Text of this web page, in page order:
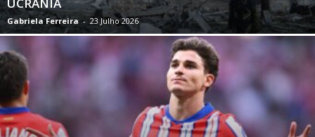
UCRÂNIA
Gabriela Ferreira - 23 Julho 2026